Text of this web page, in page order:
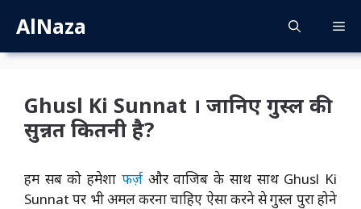
content
AlNaza
Ghusl Ki Sunnat । जानिए गुस्ल की
सुन्नत कितनी है?
हम सब को हमेशा फर्ज़और वाजिब के साथ साथ Ghusl Ki
Sunnat पर भी अमल करना चाहिए ऐसा करने से गुस्ल पुरा होने